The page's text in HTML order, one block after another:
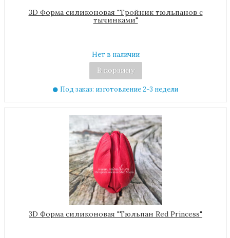
3D Форма силиконовая "Тройник тюльпанов с
тычинками"
Нет в наличии
В корзину
Под заказ: изготовление 2-3 недели
3D Форма силиконовая "Тюльпан Red Princess"